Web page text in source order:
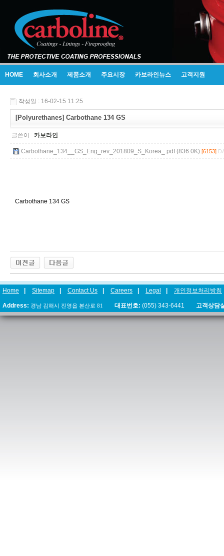
HOME 회사소개 제품소개 주요시장 카보라인뉴스 고객지원
작성일 : 16-02-15 11:25
[Polyurethanes] Carbothane 134 GS
글쓴이 : 카보라인
Carbothane_134__GS_Eng_rev_201809_S_Korea_.pdf (836.0K) [6153]
Carbothane 134 GS
Home Sitemap Contact Us Careers Legal 개인정보처리방침
Address: 경남 김해시 진영읍 본산로 81 대표번호: (055) 343-6441 고객상담